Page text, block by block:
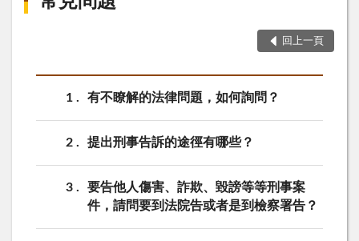
回上一頁
1 有不瞭解的法律問題，如何詢問？
2 提出刑事告訴的途徑有哪些？
3
要告他人傷害、詐欺、毀謗等等刑事案
件，請問要到法院告或者是到檢察署告？